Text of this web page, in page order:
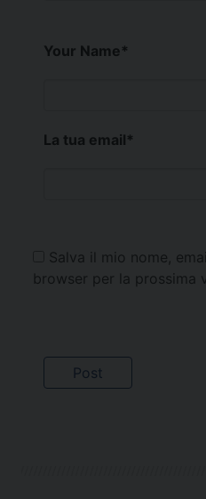
Your Name*
La tua email*
Salva il mio nome,
browser per la prossima